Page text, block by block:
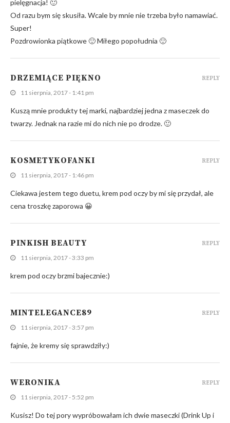
pielęgnacja! 🙂
Od razu bym się skusiła. Wcale by mnie nie trzeba było namawiać.
Super!
Pozdrowionka piątkowe 🙂 Miłego popołudnia 🙂
DRZEMIĄCE PIĘKNO
11 sierpnia, 2017 - 1:41 pm
Kuszą mnie produkty tej marki, najbardziej jedna z maseczek do
twarzy. Jednak na razie mi do nich nie po drodze. 🙂
REPLY
KOSMETYKOFANKI
11 sierpnia, 2017 - 1:46 pm
Ciekawa jestem tego duetu, krem pod oczy by mi się przydał, ale
cena troszkę zaporowa 😀
REPLY
PINKISH BEAUTY
11 sierpnia, 2017 - 3:33 pm
krem pod oczy brzmi bajecznie:)
REPLY
MINTELEGANCE89
11 sierpnia, 2017 - 3:57 pm
fajnie, że kremy się sprawdziły:)
REPLY
WERONIKA
11 sierpnia, 2017 - 5:52 pm
Kusisz! Do tej pory wypróbowałam ich dwie maseczki (Drink Up i
REPLY